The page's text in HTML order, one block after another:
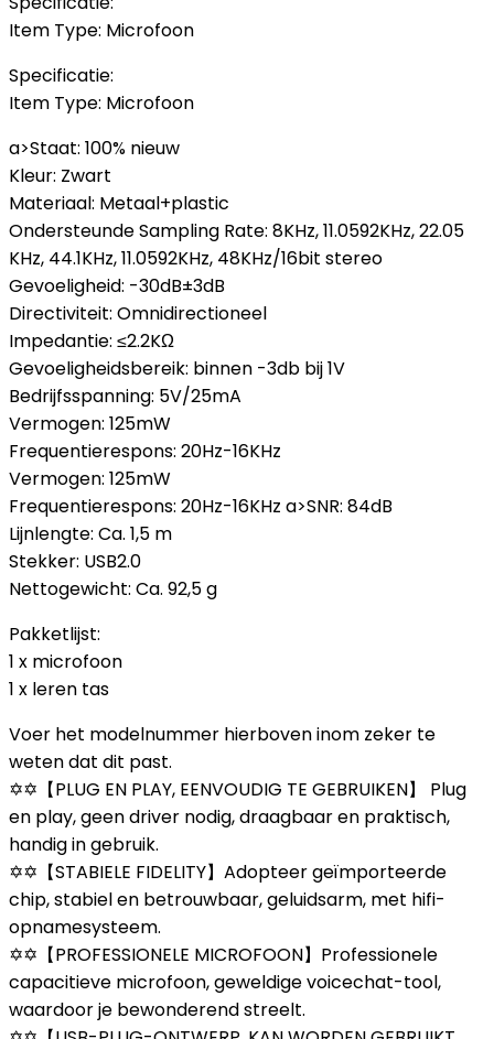
Item Type: Microfoon
Specificatie:
Item Type: Microfoon
a>Staat: 100% nieuw
Kleur: Zwart
Materiaal: Metaal+plastic
Ondersteunde Sampling Rate: 8KHz, 11.0592KHz, 22.05
KHz, 44.1KHz, 11.0592KHz, 48KHz/16bit stereo
Gevoeligheid: -30dB±3dB
Directiviteit: Omnidirectioneel
Impedantie: ≤2.2KΩ
Gevoeligheidsbereik: binnen -3db bij 1V
Bedrijfsspanning: 5V/25mA
Vermogen: 125mW
Frequentierespons: 20Hz-16KHz
Vermogen: 125mW
Frequentierespons: 20Hz-16KHz a>SNR: 84dB
Lijnlengte: Ca. 1,5 m
Stekker: USB2.0
Nettogewicht: Ca. 92,5 g
Pakketlijst:
1 x microfoon
1 x leren tas
Voer het modelnummer hierboven inom zeker te
weten dat dit past.
✡✡【PLUG EN PLAY, EENVOUDIG TE GEBRUIKEN】 Plug
en play, geen driver nodig, draagbaar en praktisch,
handig in gebruik.
✡✡【STABIELE FIDELITY】Adopteer geïmporteerde
chip, stabiel en betrouwbaar, geluidsarm, met hifi-
opnamesysteem.
✡✡【PROFESSIONELE MICROFOON】Professionele
capacitieve microfoon, geweldige voicechat-tool,
waardoor je bewonderend streelt.